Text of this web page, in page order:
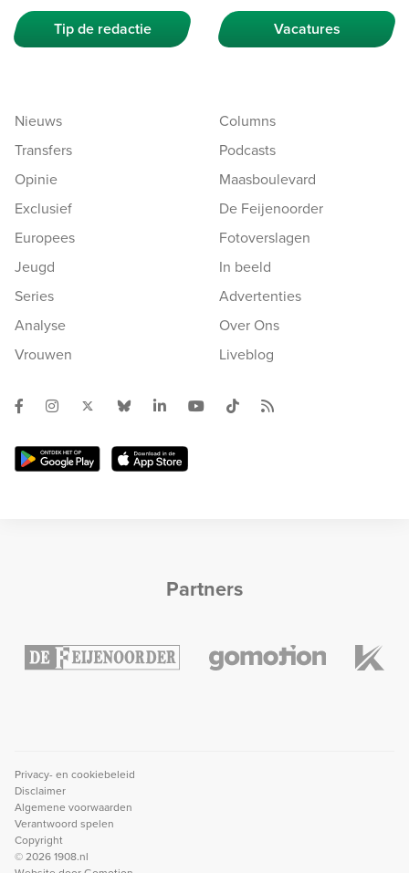
Tip de redactie Vacatures
Nieuws
Transfers
Opinie
Exclusief
Europees
Jeugd
Series
Analyse
Vrouwen
Columns
Podcasts
Maasboulevard
De Feijenoorder
Fotoverslagen
In beeld
Advertenties
Over Ons
Liveblog
Partners
Privacy- en cookiebeleid
Disclaimer
Algemene voorwaarden
Verantwoord spelen
Copyright
© 2026 1908.nl